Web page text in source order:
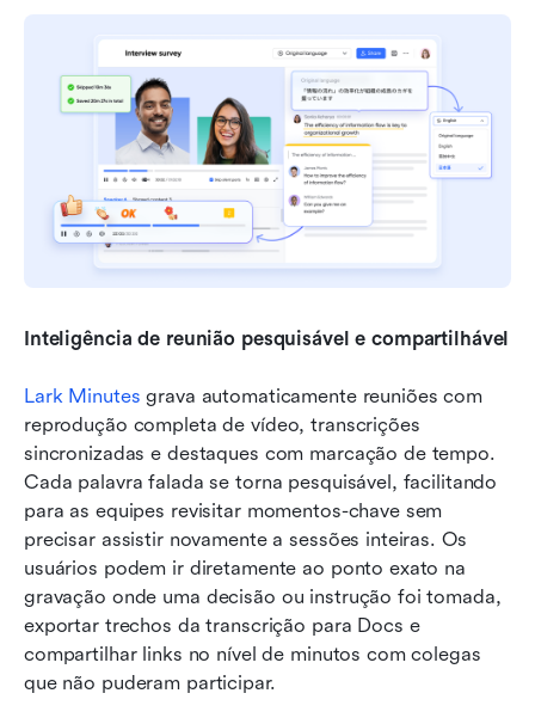
Inteligência de reunião pesquisável e compartilhável
Lark Minutes grava automaticamente reuniões com
reprodução completa de vídeo, transcrições
sincronizadas e destaques com marcação de tempo.
Cada palavra falada se torna pesquisável, facilitando
para as equipes revisitar momentos-chave sem
precisar assistir novamente a sessões inteiras. Os
usuários podem ir diretamente ao ponto exato na
gravação onde uma decisão ou instrução foi tomada,
exportar trechos da transcrição para Docs e
compartilhar links no nível de minutos com colegas
que não puderam participar.